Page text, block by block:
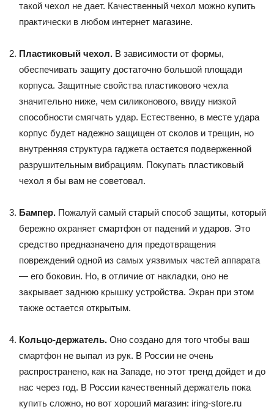
такой чехол не дает. Качественный чехол можно купить
практически в любом интернет магазине.
Пластиковый чехол. В зависимости от формы,
обеспечивать защиту достаточно большой площади
корпуса. Защитные свойства пластикового чехла
значительно ниже, чем силиконового, ввиду низкой
способности смягчать удар. Естественно, в месте удара
корпус будет надежно защищен от сколов и трещин, но
внутренняя структура гаджета остается подверженной
разрушительным вибрациям. Покупать пластиковый
чехол я бы вам не советовал.
Бампер. Пожалуй самый старый способ защиты, который
бережно охраняет смартфон от падений и ударов. Это
средство предназначено для предотвращения
повреждений одной из самых уязвимых частей аппарата
— его боковин. Но, в отличие от накладки, оно не
закрывает заднюю крышку устройства. Экран при этом
также остается открытым.
Кольцо-держатель. Оно создано для того чтобы ваш
смартфон не выпал из рук. В России не очень
распространено, как на Западе, но этот тренд дойдет и до
нас через год. В России качественный держатель пока
купить сложно, но вот хороший магазин: iring-store.ru